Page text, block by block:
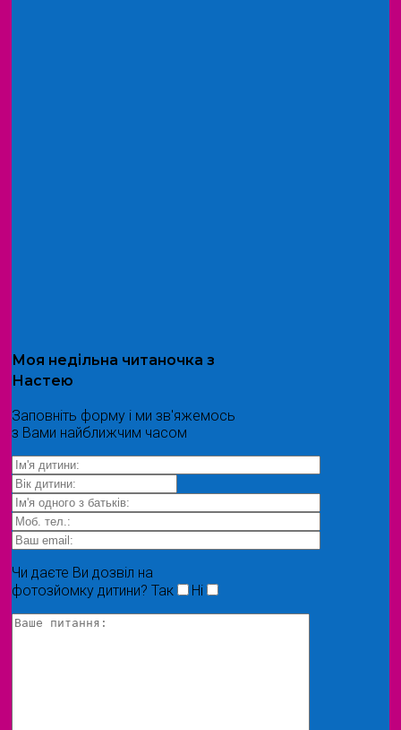
Моя недільна читаночка з
Настею
Заповніть форму і ми зв'яжемось
з Вами найближчим часом
Чи даєте Ви дозвіл на
фотозйомку дитини? Так Ні